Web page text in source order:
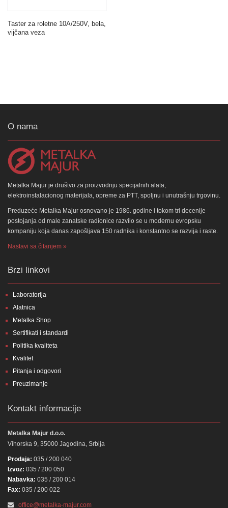
Taster za roletne 10A/250V, bela,
vijčana veza
O nama
Metalka Majur je društvo za proizvodnju specijalnih alata,
elektroinstalacionog materijala, opreme za PTT, spoljnu i unutrašnju trgovinu.
Preduzeće Metalka Majur osnovano je 1986. godine i tokom tri decenije
postojanja od male zanatske radionice razvilo se u modernu evropsku
kompaniju koja danas zapošljava 150 radnika i konstantno se razvija i raste.
Nastavi sa čitanjem »
Brzi linkovi
Laboratorija
Alatnica
Metalka Shop
Sertifikati i standardi
Politika kvaliteta
Kvalitet
Pitanja i odgovori
Preuzimanje
Kontakt informacije
Metalka Majur d.o.o.
Vihorska 9, 35000 Jagodina, Srbija
Prodaja: 035 / 200 040
Izvoz: 035 / 200 050
Nabavka: 035 / 200 014
Fax: 035 / 200 022
office@metalka-majur.com